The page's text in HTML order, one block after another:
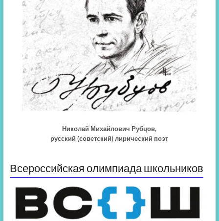
Николай Михайлович Рубцов,
русский (советский) лирический поэт
Всероссийская олимпиада школьников